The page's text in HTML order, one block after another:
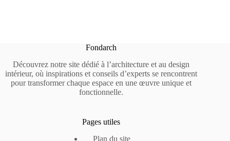
Fondarch
Découvrez notre site dédié à l’architecture et au design
intérieur, où inspirations et conseils d’experts se rencontrent
pour transformer chaque espace en une œuvre unique et
fonctionnelle.
Pages utiles
Plan du site